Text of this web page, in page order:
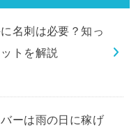
名刺は必要？知っ
トを解説
ーは雨の日に稼げ